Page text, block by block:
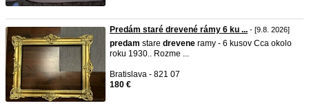
Predám staré drevené rámy 6 ku ... - [9.8. 2026]
predam stare drevene ramy - 6 kusov Cca okolo
roku 1930.. Rozme ...
Bratislava - 821 07
180 €